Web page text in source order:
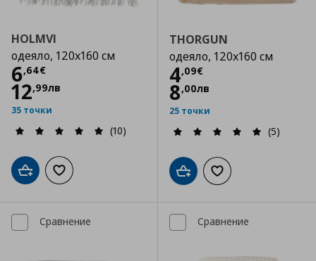
HOLMVI
одеяло, 120x160 см
6,64€
Цена
12,99лв
35 точки
(10)
Добави в кошницата
Добави към списъка с любими
THORGUN
одеяло, 120x160 см
4,09€
Цена
8,00лв
25 точки
(5)
Добави в кошницата
Добави към
Сравнение Сравнение